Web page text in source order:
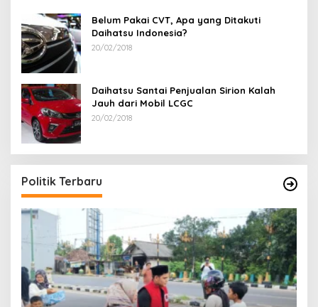
Belum Pakai CVT, Apa yang Ditakuti
Daihatsu Indonesia?
20/02/2018
Daihatsu Santai Penjualan Sirion Kalah
Jauh dari Mobil LCGC
20/02/2018
Politik Terbaru